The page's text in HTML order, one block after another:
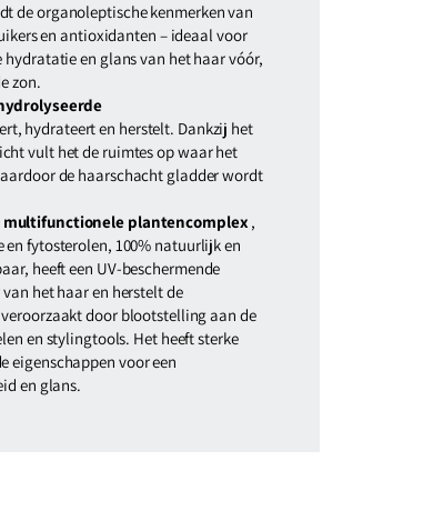
de organoleptische kenmerken van
en antioxidanten – ideaal voor
en glans van het haar vóór,
zon.
hydrateert en herstelt. Dankzij het
vult het de ruimtes op waar het
de haarschacht gladder wordt
multifunctionele plantencomplex ,
en fytosterolen, 100% natuurlijk en
heeft een UV-beschermende
het haar en herstelt de
door blootstelling aan de
en stylingtools. Het heeft sterke
eigenschappen voor een
en glans.